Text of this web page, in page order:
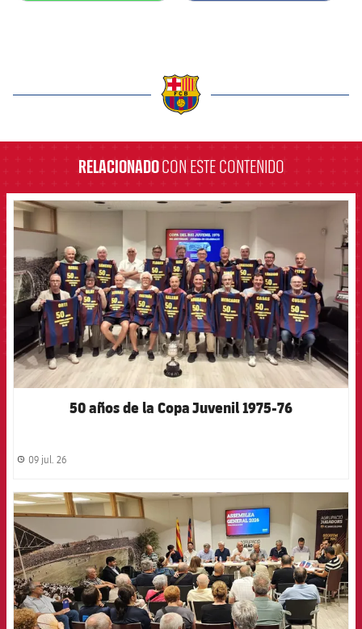
RELACIONADOCON ESTE CONTENIDO
FCB Barcelona badge
50 años de la Copa Juvenil 1975-76
label.share.clock
09 jul. 26
FCB Barcelona badge